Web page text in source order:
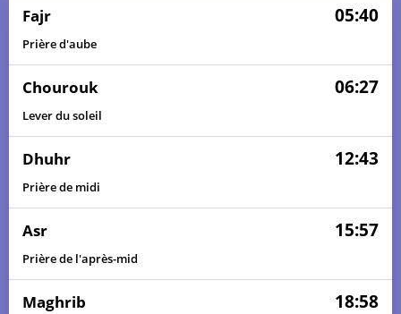
Fajr 05:40
Prière d'aube
Chourouk 06:27
Lever du soleil
Dhuhr 12:43
Prière de midi
Asr 15:57
Prière de l'après-mid
Maghrib 18:58